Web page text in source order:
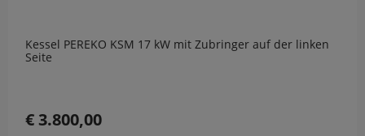
Kessel PEREKO KSM 17 kW mit Zubringer auf der linken
Seite
€ 3.800,00